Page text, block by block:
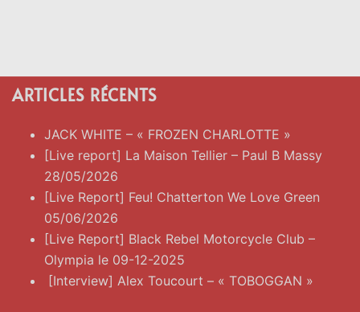
ARTICLES RÉCENTS
JACK WHITE – « FROZEN CHARLOTTE »
[Live report] La Maison Tellier – Paul B Massy
28/05/2026
[Live Report] Feu! Chatterton We Love Green
05/06/2026
[Live Report] Black Rebel Motorcycle Club –
Olympia le 09-12-2025
[Interview] Alex Toucourt – « TOBOGGAN »